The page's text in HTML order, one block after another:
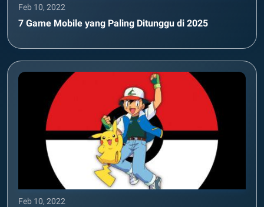
Feb 10, 2022
7 Game Mobile yang Paling Ditunggu di 2025
Feb 10, 2022